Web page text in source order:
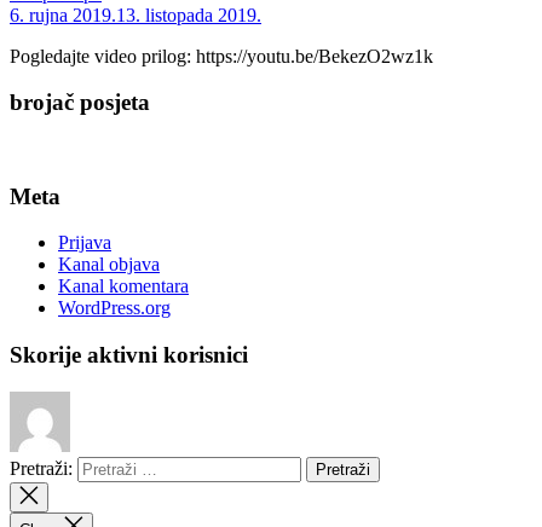
6. rujna 2019.13. listopada 2019.
Pogledajte video prilog: https://youtu.be/BekezO2wz1k
brojač posjeta
Meta
Prijava
Kanal objava
Kanal komentara
WordPress.org
Skorije aktivni korisnici
Pretraži: